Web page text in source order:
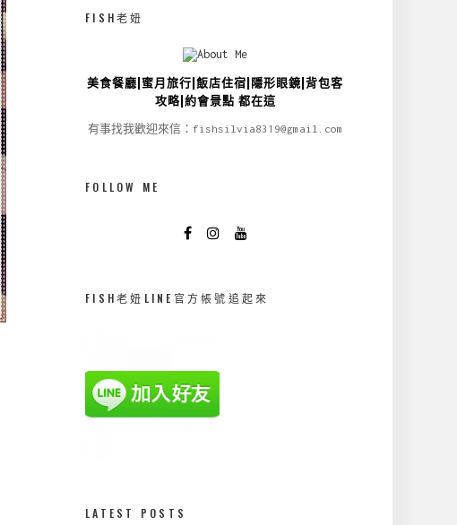
FISH老妞
美食餐廳|蜜月旅行|飯店住宿|隱形眼鏡|背包客
攻略|約會景點 都在這
有事找我歡迎來信：fishsilvia8319@gmail.com
FOLLOW ME
FISH老妞LINE官方帳號追起來
LATEST POSTS